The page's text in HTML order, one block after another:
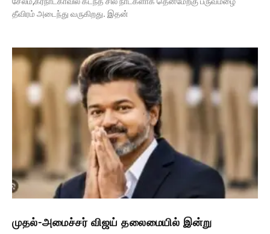
தீவிரம் அடைந்து வருகிறது. இதன்
முதல்-அமைச்சர் விஜய் தலைமையில் இன்று